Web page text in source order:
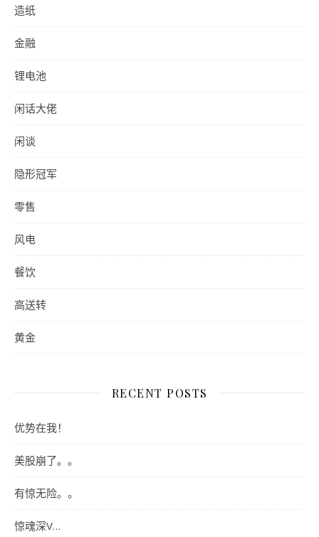
造纸
金融
锂电池
闲话大佬
闲谈
隐形冠军
零售
风电
餐饮
高送转
黄金
RECENT POSTS
优势在我！
美股崩了。。
有惊无险。。
惊魂深V…